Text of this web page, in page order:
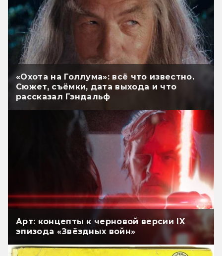
«Охота на Голлума»: всё что известно.
Сюжет, съёмки, дата выхода и что
рассказал Гэндальф
Арт: концепты к черновой версии IX
эпизода «Звёздных войн»